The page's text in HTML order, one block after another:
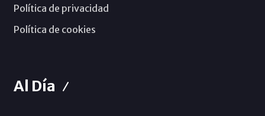
Política de privacidad
Política de cookies
Al Día